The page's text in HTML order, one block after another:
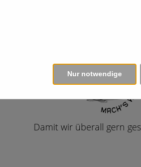
Damit wir überall gern
Nur notwendige